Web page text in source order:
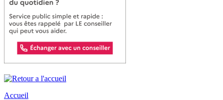
Accueil